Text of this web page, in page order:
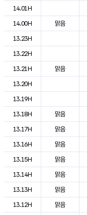
14.01H
14.00H
맑음
13.23H
13.22H
13.21H
맑음
13.20H
13.19H
13.18H
맑음
13.17H
맑음
13.16H
맑음
13.15H
맑음
13.14H
맑음
13.13H
맑음
13.12H
맑음